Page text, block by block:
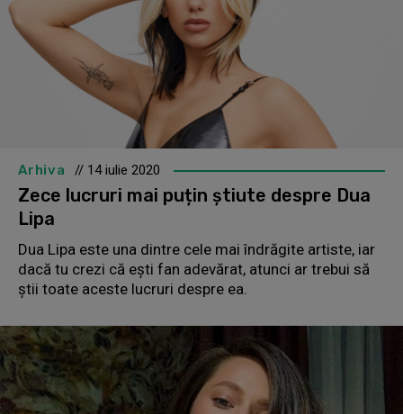
Arhiva // 14 iulie 2020
Zece lucruri mai puțin știute despre Dua
Lipa
Dua Lipa este una dintre cele mai îndrăgite artiste, iar
dacă tu crezi că ești fan adevărat, atunci ar trebui să
știi toate aceste lucruri despre ea.